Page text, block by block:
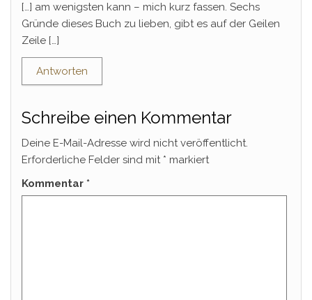
[…] am wenigsten kann – mich kurz fassen. Sechs
Gründe dieses Buch zu lieben, gibt es auf der Geilen
Zeile […]
Antworten
Schreibe einen Kommentar
Deine E-Mail-Adresse wird nicht veröffentlicht.
Erforderliche Felder sind mit * markiert
Kommentar *